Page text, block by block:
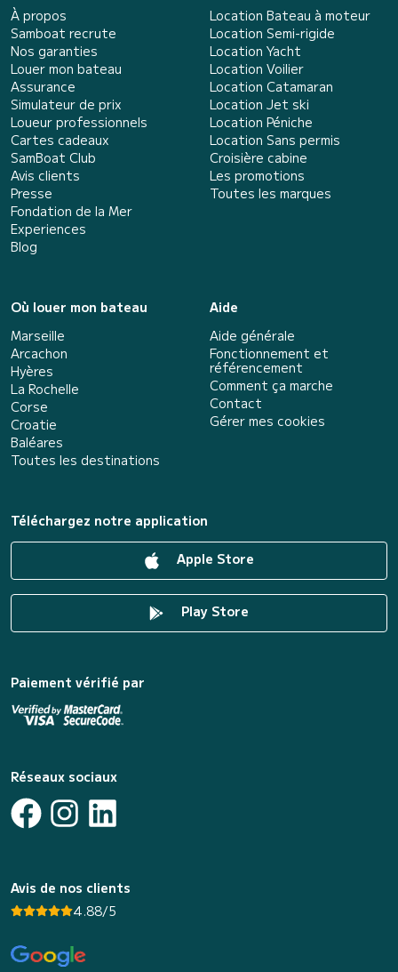
À propos
Samboat recrute
Nos garanties
Louer mon bateau
Assurance
Simulateur de prix
Loueur professionnels
Cartes cadeaux
SamBoat Club
Avis clients
Presse
Fondation de la Mer
Experiences
Blog
Location Bateau à moteur
Location Semi-rigide
Location Yacht
Location Voilier
Location Catamaran
Location Jet ski
Location Péniche
Location Sans permis
Croisière cabine
Les promotions
Toutes les marques
Où louer mon bateau
Marseille
Arcachon
Hyères
La Rochelle
Corse
Croatie
Baléares
Toutes les destinations
Aide
Aide générale
Fonctionnement et
référencement
Comment ça marche
Contact
Gérer mes cookies
Téléchargez notre application
Apple Store
Play Store
Paiement vérifié par
Réseaux sociaux
Avis de nos clients
4.88/5